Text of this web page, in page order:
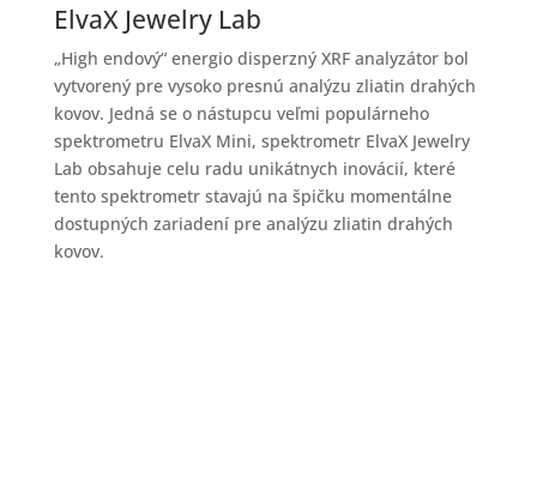
ElvaX Jewelry Lab
„High endový“ energio disperzný XRF analyzátor bol
vytvorený pre vysoko presnú analýzu zliatin drahých
kovov. Jedná se o nástupcu veľmi populárneho
spektrometru ElvaX Mini, spektrometr ElvaX Jewelry
Lab obsahuje celu radu unikátnych inovácií, které
tento spektrometr stavajú na špičku momentálne
dostupných zariadení pre analýzu zliatin drahých
kovov.